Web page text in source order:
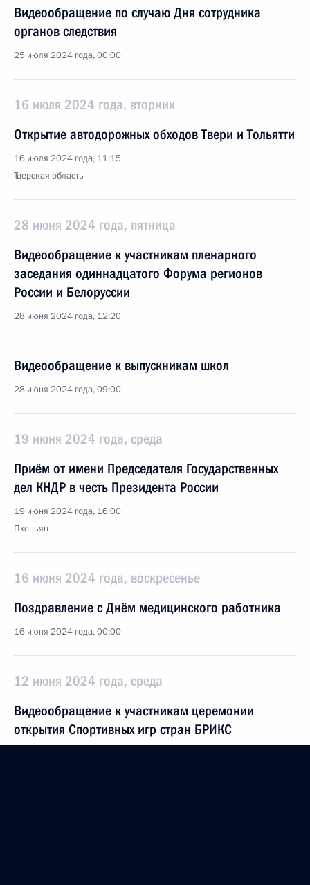
Видеообращение по случаю Дня сотрудника
органов следствия
25 июля 2024 года, 00:00
16 июля 2024 года, вторник
Открытие автодорожных обходов Твери и Тольятти
16 июля 2024 года, 11:15
Тверская область
28 июня 2024 года, пятница
Видеообращение к участникам пленарного
заседания одиннадцатого Форума регионов
России и Белоруссии
28 июня 2024 года, 12:20
Видеообращение к выпускникам школ
28 июня 2024 года, 09:00
19 июня 2024 года, среда
Приём от имени Председателя Государственных
дел КНДР в честь Президента России
19 июня 2024 года, 16:00
Пхеньян
16 июня 2024 года, воскресенье
Поздравление с Днём медицинского работника
16 июня 2024 года, 00:00
12 июня 2024 года, среда
Видеообращение к участникам церемонии
открытия Спортивных игр стран БРИКС